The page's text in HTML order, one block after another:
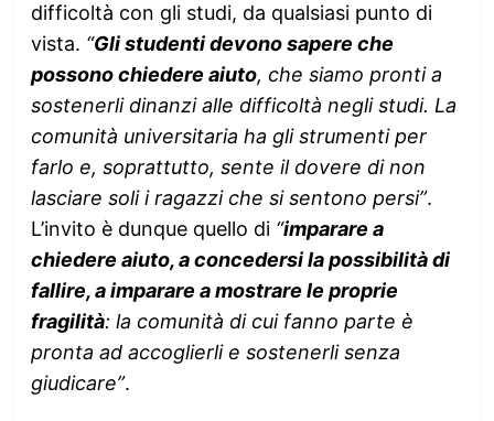
difficoltà con gli studi, da qualsiasi punto di
vista. “Gli studenti devono sapere che
possono chiedere aiuto, che siamo pronti a
sostenerli dinanzi alle difficoltà negli studi. La
comunità universitaria ha gli strumenti per
farlo e, soprattutto, sente il dovere di non
lasciare soli i ragazzi che si sentono persi”.
L’invito è dunque quello di “imparare a
chiedere aiuto, a concedersi la possibilità di
fallire, a imparare a mostrare le proprie
fragilità: la comunità di cui fanno parte è
pronta ad accoglierli e sostenerli senza
giudicare”.